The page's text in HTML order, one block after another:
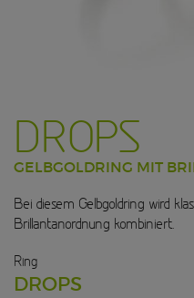
DROPS
GELBGOLDRING MIT
Bei diesem Gelbgoldring wird
Brillantanordnung kombiniert.
Ring
DROPS